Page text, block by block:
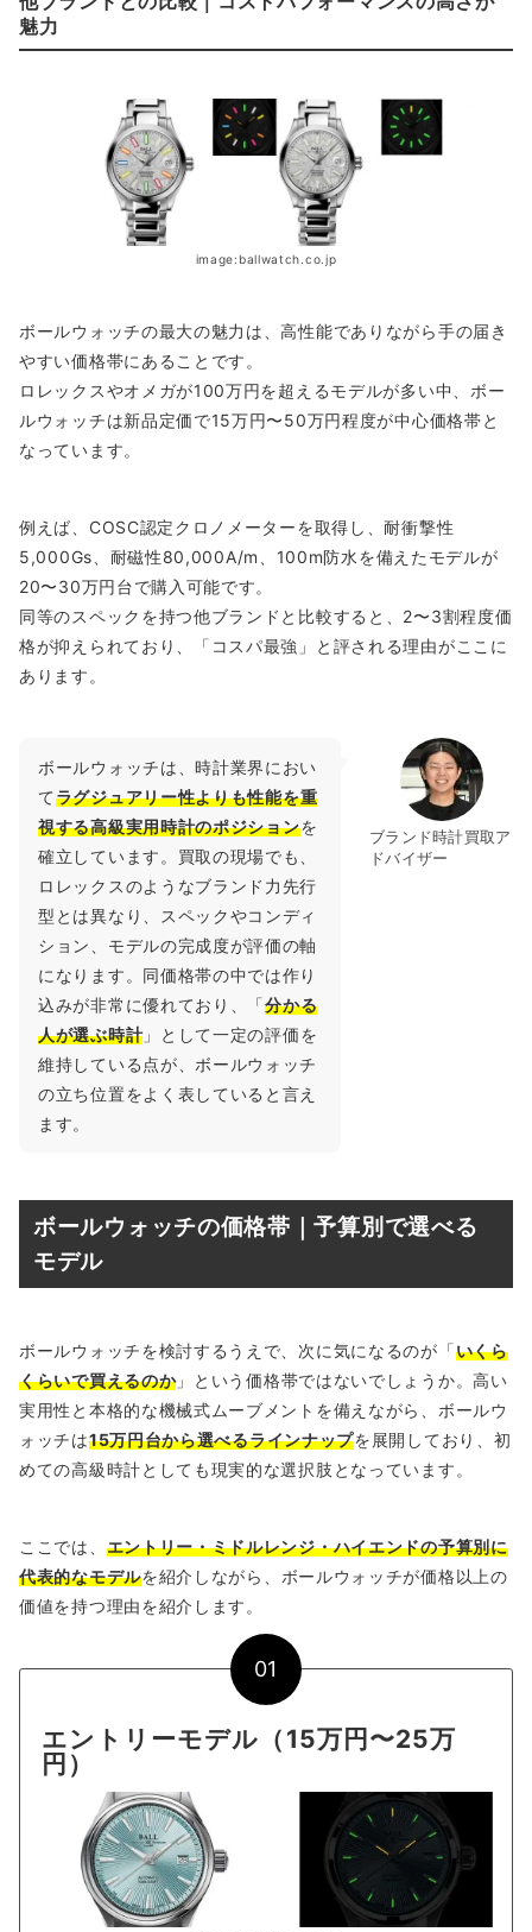
魅力
image:ballwatch.co.jp
ボールウォッチの最大の魅力は、高性能でありながら手の届き
やすい価格帯にあることです。
ロレックスやオメガが100万円を超えるモデルが多い中、ボー
ルウォッチは新品定価で15万円〜50万円程度が中心価格帯と
なっています。
例えば、COSC認定クロノメーターを取得し、耐衝撃性
5,000Gs、耐磁性80,000A/m、100m防水を備えたモデルが
20〜30万円台で購入可能です。
同等のスペックを持つ他ブランドと比較すると、2〜3割程度価
格が抑えられており、「コスパ最強」と評される理由がここに
あります。
ブランド時計買取ア
ドバイザー
ボールウォッチは、時計業界におい
てラグジュアリー性よりも性能を重
視する高級実用時計のポジションを
確立しています。買取の現場でも、
ロレックスのようなブランド力先行
型とは異なり、スペックやコンディ
ション、モデルの完成度が評価の軸
になります。同価格帯の中では作り
込みが非常に優れており、「分かる
人が選ぶ時計 」として一定の評価を
維持している点が、ボールウォッチ
の立ち位置をよく表していると言え
ます。
ボールウォッチの価格帯｜予算別で選べる
モデル
ボールウォッチを検討するうえで、次に気になるのが「いくら
くらいで買えるのか」という価格帯ではないでしょうか。高い
実用性と本格的な機械式ムーブメントを備えながら、ボールウ
ォッチは15万円台から選べるラインナップを展開しており、初
めての高級時計としても現実的な選択肢となっています。
ここでは、 エントリー・ミドルレンジ・ハイエンドの予算別に
代表的なモデルを紹介しながら、ボールウォッチが価格以上の
価値を持つ理由を紹介します。
01
エントリーモデル（15万円〜25万
円）